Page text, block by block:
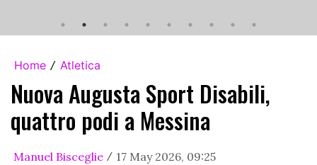
Home / Atletica
Nuova Augusta Sport Disabili,
quattro podi a Messina
Manuel Bisceglie / 17 May 2026, 09:25